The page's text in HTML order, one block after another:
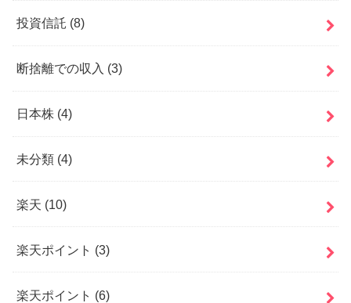
投資信託 (8)
断捨離での収入 (3)
日本株 (4)
未分類 (4)
楽天 (10)
楽天ポイント (3)
楽天ポイント (6)